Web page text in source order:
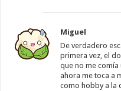
Miguel
De verdadero
primera vez, el
que no me
ahora me toca a
como hobby a la